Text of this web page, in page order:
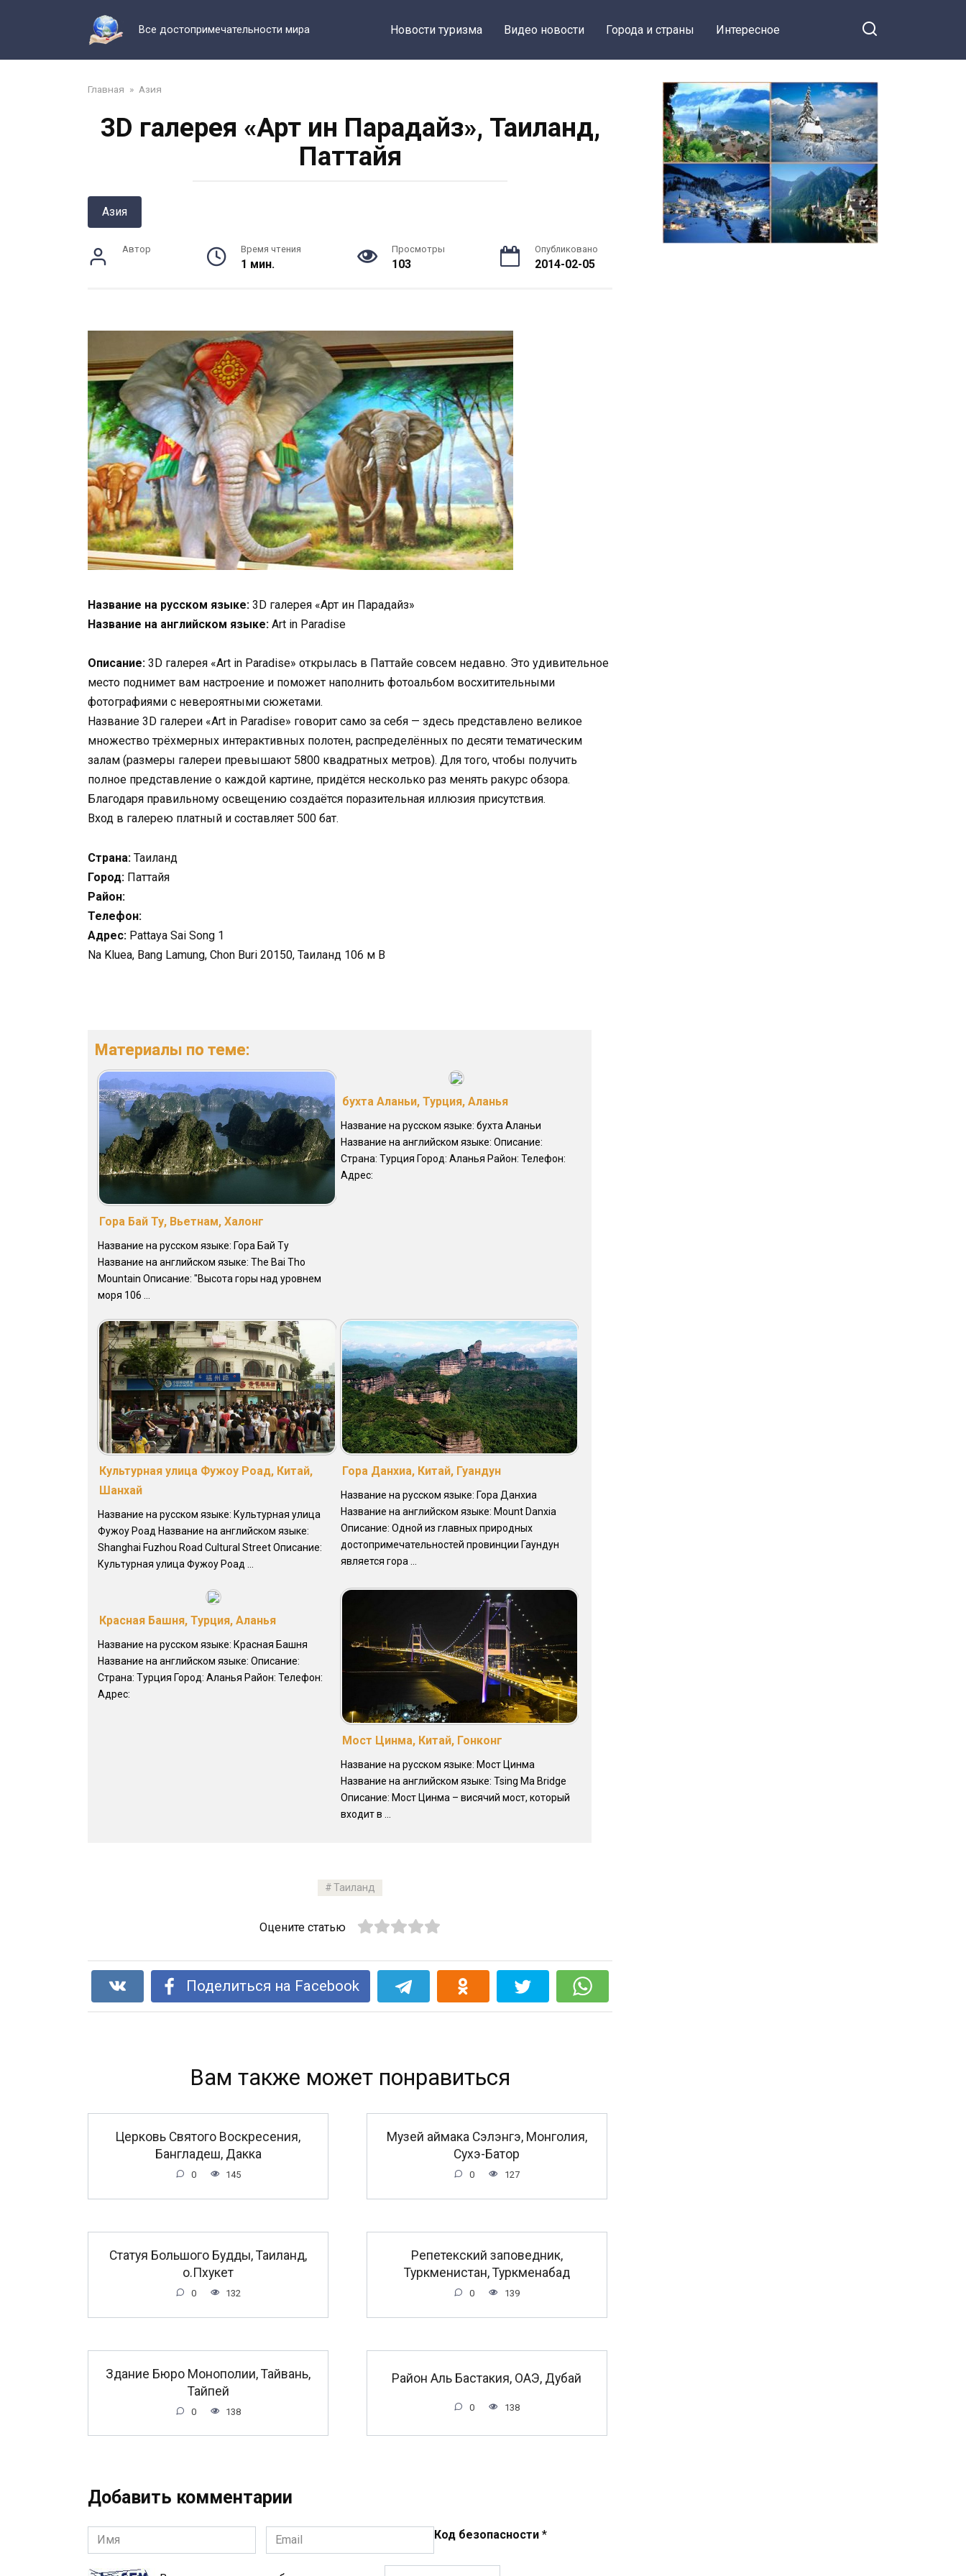
Все достопримечательности мира Новости туризма Видео новости Города и страны Интересное
Главная » Азия
3D галерея «Арт ин Парадайз», Таиланд,
Паттайя
Азия
Автор Время чтения
1 мин.
Просмотры
103
Опубликовано
2014-02-05
Название на русском языке: 3D галерея «Арт ин Парадайз»
Название на английском языке: Art in Paradise
Описание: 3D галерея «Art in Paradise» открылась в Паттайе совсем недавно. Это удивительное
место поднимет вам настроение и поможет наполнить фотоальбом восхитительными
фотографиями с невероятными сюжетами.
Название 3D галереи «Art in Paradise» говорит само за себя — здесь представлено великое
множество трёхмерных интерактивных полотен, распределённых по десяти тематическим
залам (размеры галереи превышают 5800 квадратных метров). Для того, чтобы получить
полное представление о каждой картине, придётся несколько раз менять ракурс обзора.
Благодаря правильному освещению создаётся поразительная иллюзия присутствия.
Вход в галерею платный и составляет 500 бат.
Страна: Таиланд
Город: Паттайя
Район:
Телефон:
Адрес: Pattaya Sai Song 1
Na Kluea, Bang Lamung, Chon Buri 20150, Таиланд 106 м В
Материалы по теме:
Гора Бай Ту, Вьетнам, Халонг
Название на русском языке: Гора Бай Ту
Название на английском языке: The Bai Tho
Mountain Описание: "Высота горы над уровнем
моря 106 ...
бухта Аланьи, Турция, Аланья
Название на русском языке: бухта Аланьи
Название на английском языке: Описание:
Страна: Турция Город: Аланья Район: Телефон:
Адрес:
Культурная улица Фужоу Роад, Китай,
Шанхай
Название на русском языке: Культурная улица
Фужоу Роад Название на английском языке:
Shanghai Fuzhou Road Cultural Street Описание:
Культурная улица Фужоу Роад ...
Гора Данхиа, Китай, Гуандун
Название на русском языке: Гора Данхиа
Название на английском языке: Mount Danxia
Описание: Одной из главных природных
достопримечательностей провинции Гаундун
является гора ...
Красная Башня, Турция, Аланья
Название на русском языке: Красная Башня
Название на английском языке: Описание:
Страна: Турция Город: Аланья Район: Телефон:
Адрес:
Мост Цинма, Китай, Гонконг
Название на русском языке: Мост Цинма
Название на английском языке: Tsing Ma Bridge
Описание: Мост Цинма – висячий мост, который
входит в ...
Таиланд
Оцените статью
Поделиться на Facebook
Вам также может понравиться
Церковь Святого Воскресения,
Бангладеш, Дакка
0 145
Музей аймака Сэлэнгэ, Монголия,
Сухэ-Батор
0 127
Статуя Большого Будды, Таиланд,
о.Пхукет
0 132
Репетекский заповедник,
Туркменистан, Туркменабад
0 139
Здание Бюро Монополии, Тайвань,
Тайпей
0 138
Район Аль Бастакия, ОАЭ, Дубай
0 138
Добавить комментарии
Имя
*
Email
*
Код безопасности *